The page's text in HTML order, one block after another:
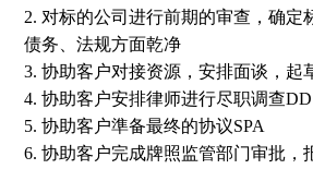
2. 对标的公司进行前期的审查，确定
债务、法规方面乾净
3. 协助客户对接资源，安排面谈，起
4. 协助客户安排律师进行尽职调查
5. 协助客户準备最终的协议SPA
6. 协助客户完成牌照监管部门审批，